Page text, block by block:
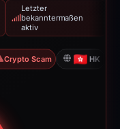
Letzter
bekanntermaßen
aktiv
Crypto Scam HK